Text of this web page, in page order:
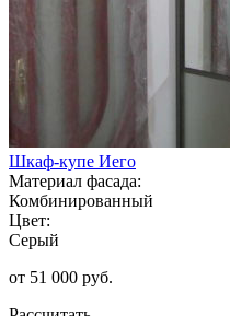
Шкаф-купе Иего
Материал фасада:
Комбинированный
Цвет:
Серый
от 51 000 руб.